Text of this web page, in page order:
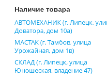
Наличие товара
АВТОМЕХАНИК (г. Липецк,
Доватора, дом 10а)
МАСТАК (г. Тамбов, улица
Урожайная, дом 1в)
СКЛАД (г. Липецк, улица
Юношеская, владение 47)